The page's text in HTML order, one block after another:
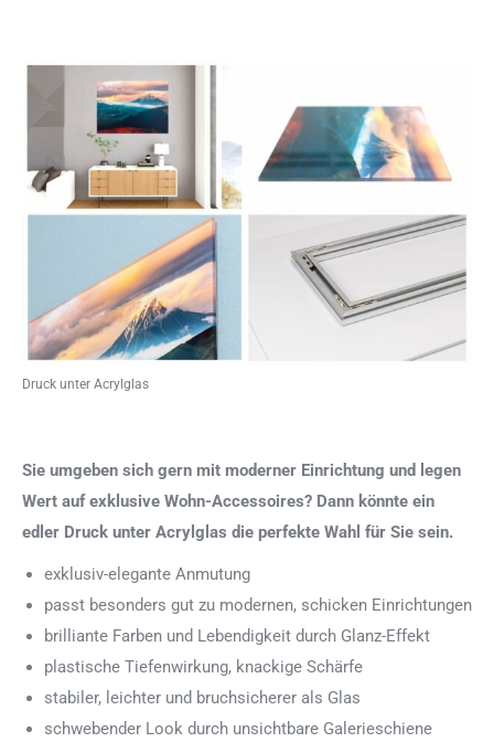
Druck unter Acrylglas
Sie umgeben sich gern mit moderner Einrichtung und legen
Wert auf exklusive Wohn-Accessoires? Dann könnte ein
edler Druck unter Acrylglas die perfekte Wahl für Sie sein.
exklusiv-elegante Anmutung
passt besonders gut zu modernen, schicken Einrichtungen
brilliante Farben und Lebendigkeit durch Glanz-Effekt
plastische Tiefenwirkung, knackige Schärfe
stabiler, leichter und bruchsicherer als Glas
schwebender Look durch unsichtbare Galerieschiene